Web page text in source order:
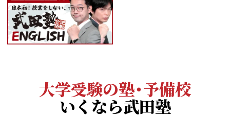
大学受験の塾・予備校
いくなら武田塾